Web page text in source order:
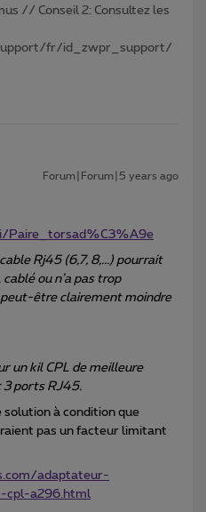
// Conseil 2: Consultez les
fr/id_zwpr_support/
Forum|Forum|5 years ago
Paire_torsad%C3%A9e
Rj45 (6,7, 8,...) pourrait
ou n’a pas trop
être clairement moindre
un kil CPL de meilleure
3 ports RJ45.
solution à condition que
pas un facteur limitant
adaptateur-
cpl-a296.html